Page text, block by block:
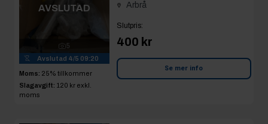
AVSLUTAD
5
Avslutad 4/5 09:20
Moms: 25% tillkommer
Slagavgift: 120 kr exkl.
moms
Arbrå
Slutpris:
400 kr
Se mer info